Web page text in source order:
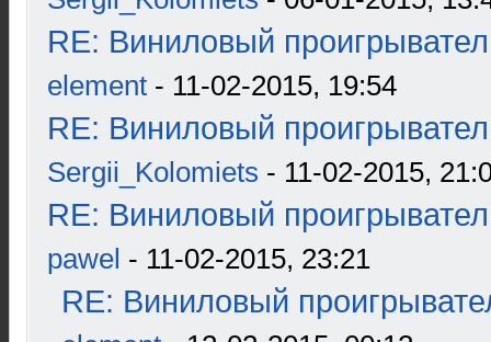
RE: Виниловый
element - 11-02-2015, 19:54
RE: Виниловый
Sergii_Kolomiets - 11-02-2015,
RE: Виниловый
pawel - 11-02-2015, 23:21
RE: Виниловый